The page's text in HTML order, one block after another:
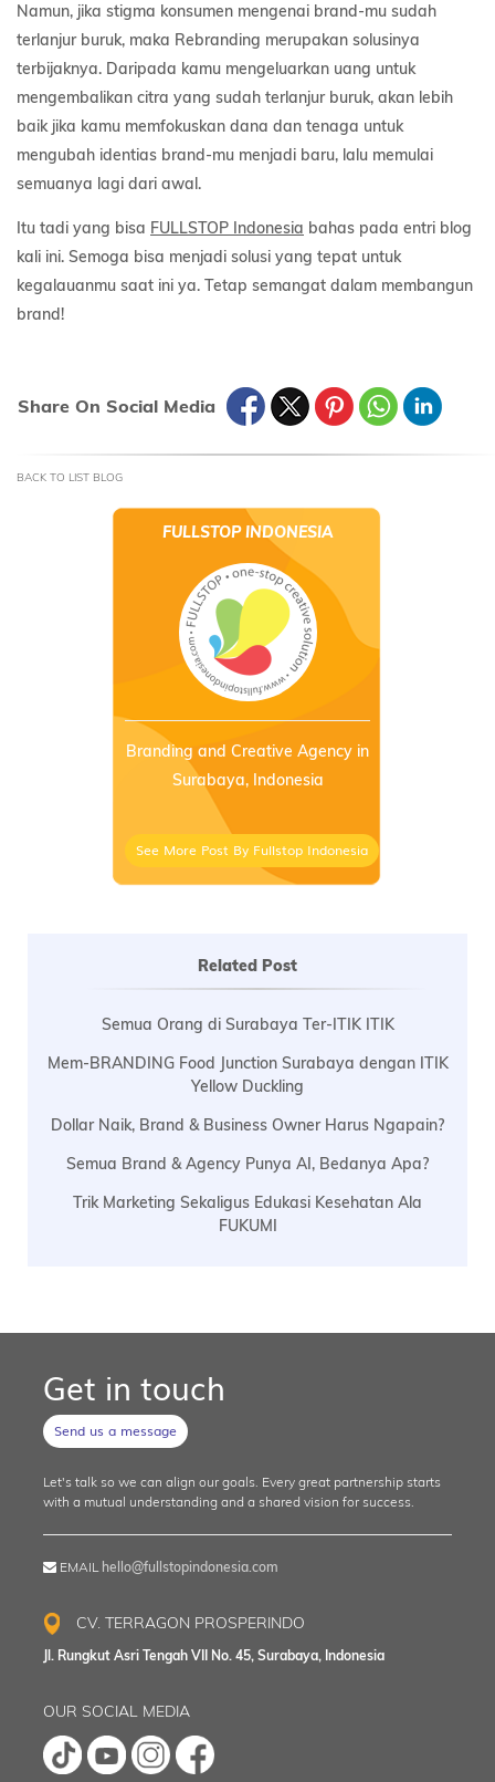
Namun, jika stigma konsumen mengenai brand-mu sudah
terlanjur buruk, maka Rebranding merupakan solusinya
terbijaknya. Daripada kamu mengeluarkan uang untuk
mengembalikan citra yang sudah terlanjur buruk, akan lebih
baik jika kamu memfokuskan dana dan tenaga untuk
mengubah identias brand-mu menjadi baru, lalu memulai
semuanya lagi dari awal.
Itu tadi yang bisa FULLSTOP Indonesia bahas pada entri blog
kali ini. Semoga bisa menjadi solusi yang tepat untuk
kegalauanmu saat ini ya. Tetap semangat dalam membangun
brand!
Share On Social Media
BACK TO LIST BLOG
FULLSTOP INDONESIA
Branding and Creative Agency in
Surabaya, Indonesia
See More Post By Fullstop Indonesia
Related Post
Semua Orang di Surabaya Ter-ITIK ITIK
Mem-BRANDING Food Junction Surabaya dengan ITIK
Yellow Duckling
Dollar Naik, Brand & Business Owner Harus Ngapain?
Semua Brand & Agency Punya AI, Bedanya Apa?
Trik Marketing Sekaligus Edukasi Kesehatan Ala
FUKUMI
Get in touch
Send us a message
Let's talk so we can align our goals. Every great partnership starts
with a mutual understanding and a shared vision for success.
EMAIL hello@fullstopindonesia.com
CV. TERRAGON PROSPERINDO
Jl. Rungkut Asri Tengah VII No. 45, Surabaya, Indonesia
OUR SOCIAL MEDIA